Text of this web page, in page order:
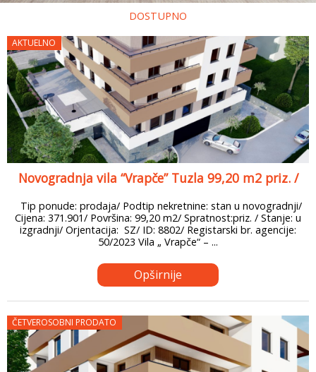
DOSTUPNO
AKTUELNO
Novogradnja vila “Vrapče” Tuzla 99,20 m2 priz. /
Tip ponude: prodaja/ Podtip nekretnine: stan u novogradnji/
Cijena: 371.901/ Površina: 99,20 m2/ Spratnost:priz. / Stanje: u
izgradnji/ Orjentacija: SZ/ ID: 8802/ Registarski br. agencije:
50/2023 Vila „ Vrapče“ – ...
Opširnije
ČETVEROSOBNI PRODATO